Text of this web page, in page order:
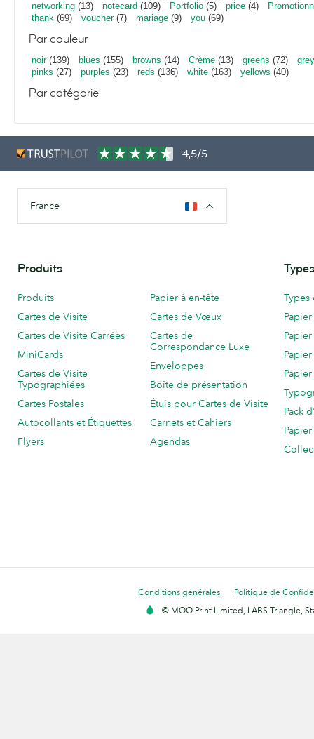
networking (13) notecard (109) Portfolio (5) price (4)
thank (69) voucher(7) mariage (9) you (69)
Par couleur
noir(139) blues (155) browns (14) Crème (13) greens (72)
pinks (27) purples (23) reds (136) white (163) yellows (40)
Par catégorie
4,5/5
France
Produits
Produits
Cartes de Visite
Cartes de Visite Carrées
MiniCards
Cartes de Visite
Typographiées
Cartes Postales
Autocollants et Étiquettes
Flyers
Papier à en-tête
Cartes de Vœux
Cartes de
Correspondance Luxe
Enveloppes
Boîte de présentation
Étuis pour Cartes de Visite
Carnets et Cahiers
Agendas
Pack
Conditions générales
Politique de
© MOO Print Limited, LABS Triangle,